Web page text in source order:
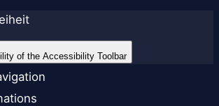
of the Accessibility Toolbar